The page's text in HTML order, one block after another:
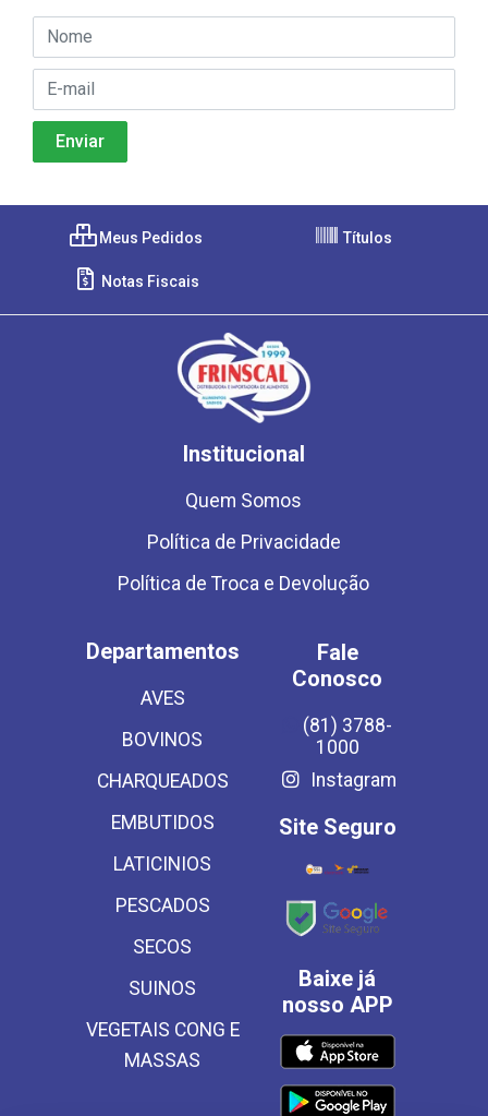
Meus Pedidos Títulos
Notas Fiscais
Institucional
Quem Somos
Política de Privacidade
Política de Troca e Devolução
Departamentos
AVES
BOVINOS
CHARQUEADOS
EMBUTIDOS
LATICINIOS
PESCADOS
SECOS
SUINOS
VEGETAIS CONG E
MASSAS
Fale
Conosco
(81) 3788-
1000
Instagram
Site Seguro
Baixe já
nosso APP